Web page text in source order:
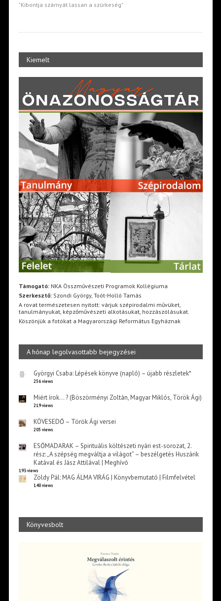
"Kibontja szárnyát lassan a szürkeség"
Kiemelt
Támogató:NKA Összművészeti Programok Kollégiuma
Szerkesztő:Szondi György, Toót-Holló Tamás
A rovat természetesen nyitott: várjuk szépirodalmi művüket,
tanulmányukat, képzőművészeti alkotásukat, hozzászólásukat.
Köszönjük a fotókat a Magyarországi Református Egyháznak
A hónap legolvasottabb bejegyzései
Györgyi Csaba: Lépések könyve (napló) – újabb részletek*
256 views
Miért írok… ? (Böszörményi Zoltán, Magyar Miklós, Török Ági)
219 views
KÖVESEDŐ – Török Ági versei
205 views
ESŐMADARAK – Spirituális költészeti nyári est-sorozat, 2.
rész: „A szépség megváltja a világot” – beszélgetés Huszárik
Katával és Jász Attilával | Meghívó
193 views
Zöldy Pál: MAG ÁLMA VIRÁG | Könyvbemutató | Filmfelvétel
140 views
Könyvesbolt